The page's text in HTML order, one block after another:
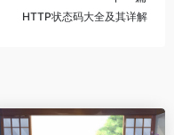
HTTP状态码大全及其详解